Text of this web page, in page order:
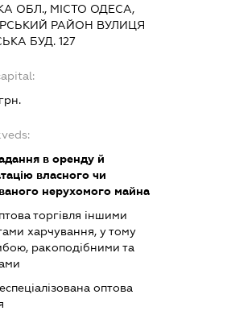
ОБЛ., МІСТО ОДЕСА,
РАЙОН ВУЛИЦЯ
БУД. 127
в оренду й
власного чи
нерухомого майна
торгівля іншими
харчування, у тому
ракоподібними та
оптова